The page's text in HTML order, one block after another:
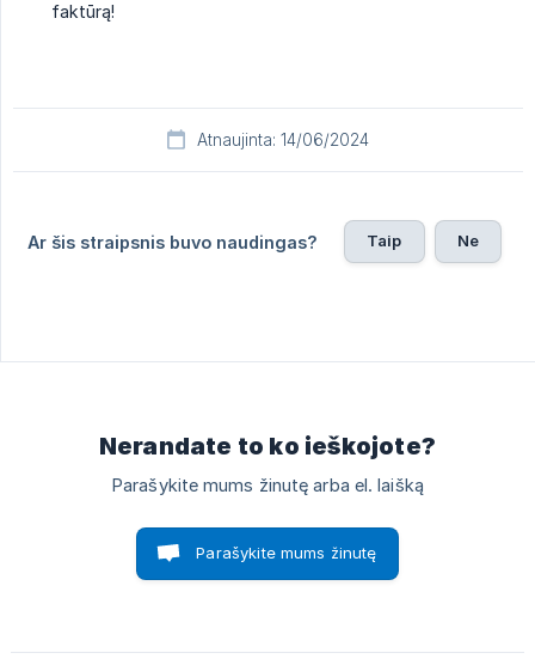
faktūrą!
Atnaujinta: 14/06/2024
Ar šis straipsnis buvo naudingas? Taip Ne
Nerandate to ko ieškojote?
Parašykite mums žinutę arba el. laišką
Parašykite mums žinutę